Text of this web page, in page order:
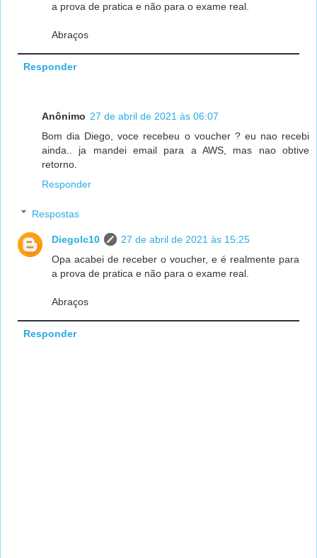
a prova de pratica e não para o exame real.
Abraços
Responder
Anônimo 27 de abril de 2021 às 06:07
Bom dia Diego, voce recebeu o voucher ? eu nao recebi
ainda.. ja mandei email para a AWS, mas nao obtive
retorno.
Responder
Respostas
Diegolc10
27 de abril de 2021 às 15:25
Opa acabei de receber o voucher, e é realmente para
a prova de pratica e não para o exame real.
Abraços
Responder